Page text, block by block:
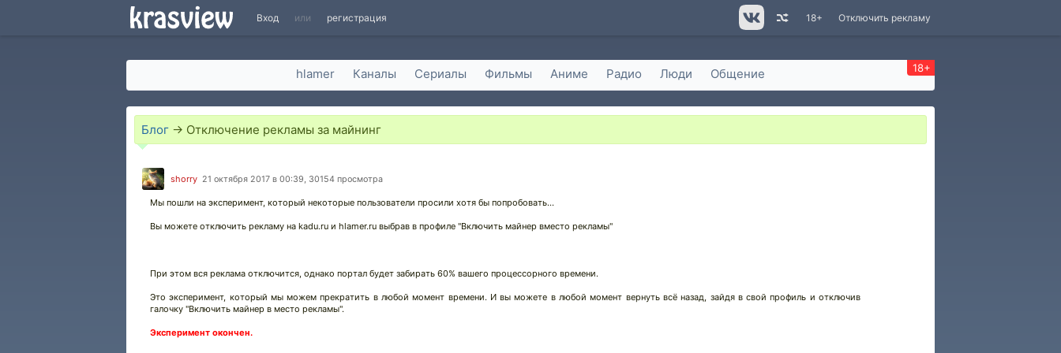
Вход или регистрация Отключить рекламу
18+
hlamer Каналы Сериалы Фильмы Аниме Радио Люди Общение 18+
Блог → Отключение рекламы за майнинг
shorry 21 октября 2017 в 00:39, 30154 просмотра
Мы пошли на эксперимент, который некоторые пользователи просили хотя бы попробовать...
Вы можете отключить рекламу на kadu.ru и hlamer.ru выбрав в профиле "Включить майнер вместо рекламы"
При этом вся реклама отключится, однако портал будет забирать 60% вашего процессорного времени.
Это эксперимент, который мы можем прекратить в любой момент времени. И вы можете в любой момент вернуть всё назад, зайдя в свой профиль и отключив
галочку "Включить майнер в место рекламы".
Эксперимент окончен.